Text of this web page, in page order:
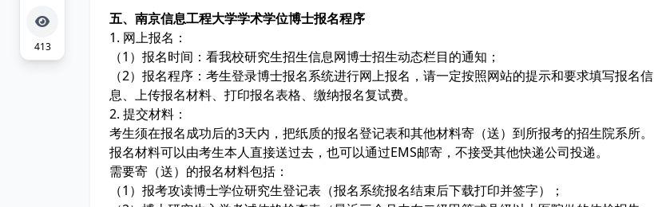
五、南京信息工程大学学术学位博士报名程序
1. 网上报名：
（1）报名时间：看我校研究生招生信息网博士招生动态栏目的通知；
（2）报名程序：考生登录博士报名系统进行网上报名，请一定按照网站的提示和要求填写报名信
息、上传报名材料、打印报名表格、缴纳报名复试费。
2. 提交材料：
考生须在报名成功后的3天内，把纸质的报名登记表和其他材料寄（送）到所报考的招生院系所。
报名材料可以由考生本人直接送过去，也可以通过EMS邮寄，不接受其他快递公司投递。
需要寄（送）的报名材料包括：
（1）报考攻读博士学位研究生登记表（报名系统报名结束后下载打印并签字）；
413